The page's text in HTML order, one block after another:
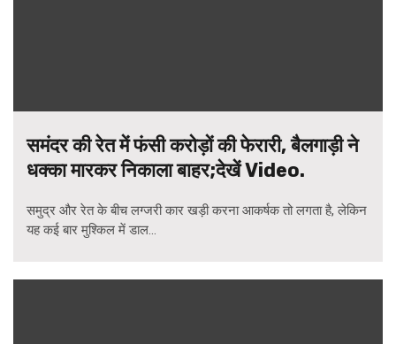
समंदर की रेत में फंसी करोड़ों की फेरारी, बैलगाड़ी ने
धक्का मारकर निकाला बाहर;देखें Video.
समुद्र और रेत के बीच लग्जरी कार खड़ी करना आकर्षक तो लगता है, लेकिन
यह कई बार मुश्किल में डाल...